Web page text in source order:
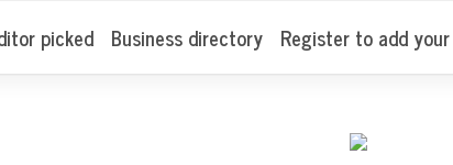
picked Business directory Register to add